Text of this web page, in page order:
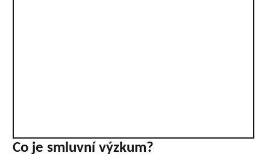
Co je smluvní výzkum?